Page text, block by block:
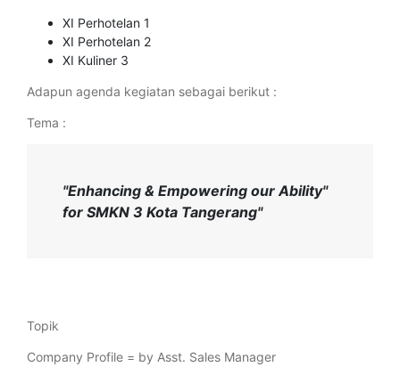
XI Perhotelan 1
XI Perhotelan 2
XI Kuliner 3
Adapun agenda kegiatan sebagai berikut :
Tema :
"Enhancing & Empowering our Ability"
for SMKN 3 Kota Tangerang"
Topik
Company Profile = by Asst. Sales Manager